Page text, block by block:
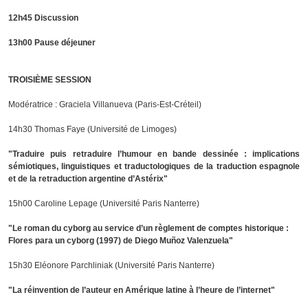
12h45 Discussion
13h00 Pause déjeuner
TROISIÈME SESSION
Modératrice : Graciela Villanueva (Paris-Est-Créteil)
14h30 Thomas Faye (Université de Limoges)
"Traduire puis retraduire l’humour en bande dessinée : implications
sémiotiques, linguistiques et traductologiques de la traduction espagnole
et de la retraduction argentine d’Astérix"
15h00 Caroline Lepage (Université Paris Nanterre)
"Le roman du cyborg au service d’un règlement de comptes historique :
Flores para un cyborg (1997) de Diego Muñoz Valenzuela"
15h30 Eléonore Parchliniak (Université Paris Nanterre)
"La réinvention de l’auteur en Amérique latine à l’heure de l’internet"